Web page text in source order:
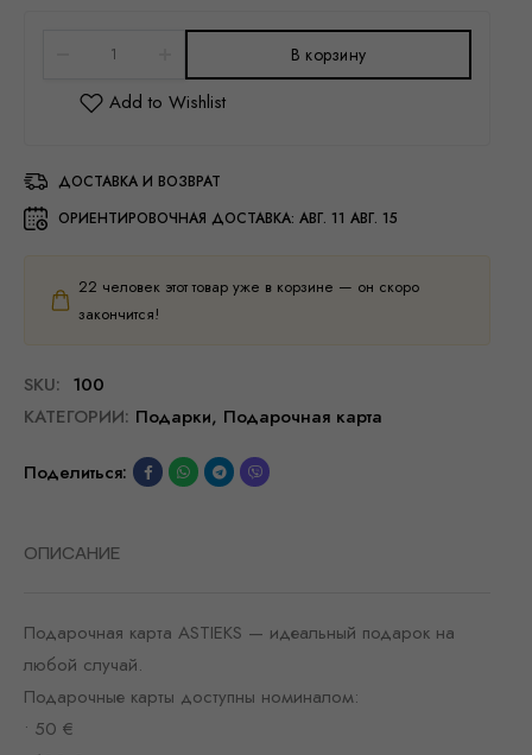
В корзину
ДОСТАВКА И ВОЗВРАТ
ОРИЕНТИРОВОЧНАЯ ДОСТАВКА: АВГ. 11 АВГ. 15
22 человек этот товар уже в корзине — он скоро
закончится!
SKU: 100
КАТЕГОРИИ: Подарки, Подарочная карта
Поделиться:
ОПИСАНИЕ
Подарочная карта ASTIEKS — идеальный подарок на
любой случай.
Подарочные карты доступны номиналом:
• 50 €